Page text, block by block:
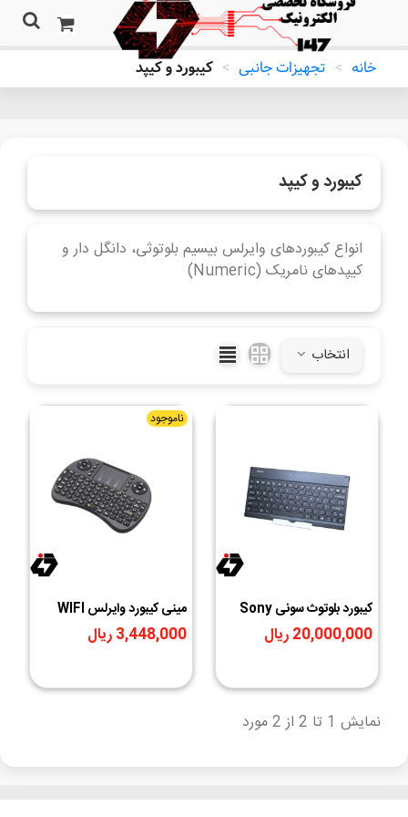
خانه > تجهیزات جانبی > کیبورد و کیپد
کیبورد و کیپد
انواع کیبوردهای وایرلس بیسیم بلوتوثی، دانگل دار و
کیپدهای نامریک (Numeric)
انتخاب
کیبورد بلوتوث سونی Sony
Bluetooth Keyboard
BKB10
20,000,000 ریال
ناموجود
مینی کیبورد وایرلس WIFI
2.4GHz
3,448,000 ریال
نمایش 1 تا 2 از 2 مورد